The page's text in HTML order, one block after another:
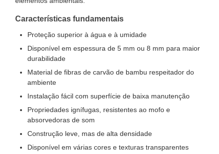
Características fundamentais
Proteção superior à água e à umidade
Disponível em espessura de 5 mm ou 8 mm para maior
durabilidade
Material de fibras de carvão de bambu respeitador do
ambiente
Instalação fácil com superfície de baixa manutenção
Propriedades ignífugas, resistentes ao mofo e
absorvedoras de som
Construção leve, mas de alta densidade
Disponível em várias cores e texturas transparentes